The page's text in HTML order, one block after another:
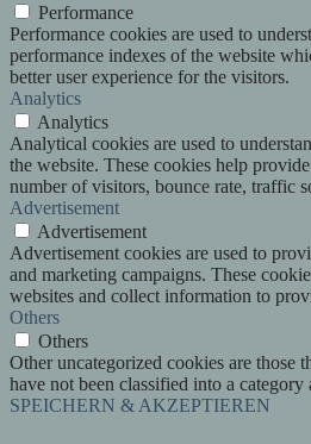
Performance
Performance cookies are used to
performance indexes of the website
better user experience for the visitors.
Analytics
Analytics
Analytical cookies are used to
the website. These cookies help
number of visitors, bounce rate, traffic
Advertisement
Advertisement
Advertisement cookies are used to
and marketing campaigns. These
websites and collect information to
Others
Others
Other uncategorized cookies are those
have not been classified into a category
SPEICHERN & AKZEPTIEREN